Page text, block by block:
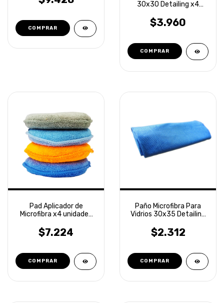
30x30 Detailing x4
$3.960
Pad Aplicador de
Microfibra x4 unidades
$7.224
Paño Microfibra Para
Vidrios 30x35 Detailing
$2.312